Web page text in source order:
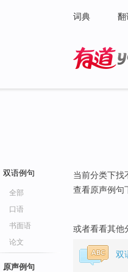
词典 翻
双语例句
全部
口语
书面语
论文
原声例句
当前分类下找
查看原声例句
或者看看其他
双